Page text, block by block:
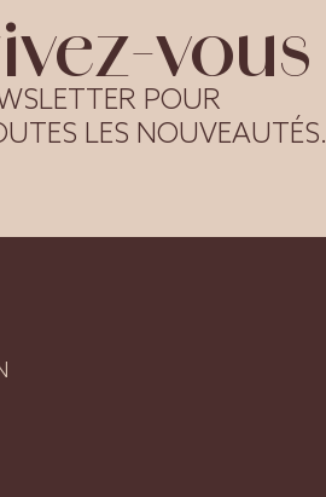
vous
POUR
LES NOUVEAUTÉS.